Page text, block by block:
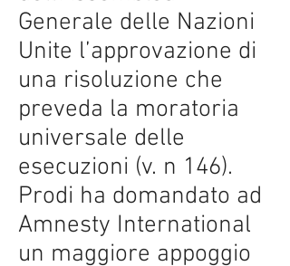
Generale delle Nazioni
Unite l’approvazione di
una risoluzione che
preveda la moratoria
universale delle
esecuzioni (v. n 146).
Prodi ha domandato ad
Amnesty International
un maggiore appoggio